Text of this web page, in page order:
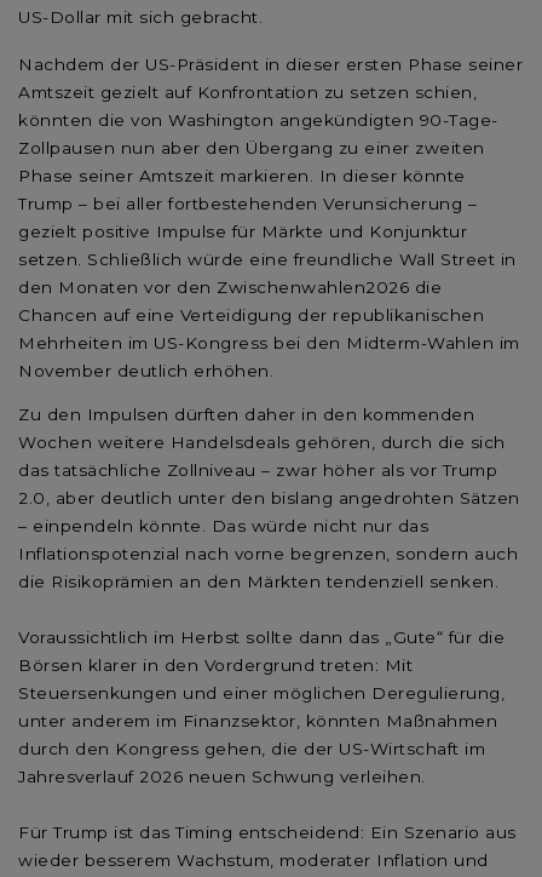
US-Dollar mit sich gebracht.
Nachdem der US-Präsident in dieser ersten Phase seiner
Amtszeit gezielt auf Konfrontation zu setzen schien,
könnten die von Washington angekündigten 90-Tage-
Zollpausen nun aber den Übergang zu einer zweiten
Phase seiner Amtszeit markieren. In dieser könnte
Trump – bei aller fortbestehenden Verunsicherung –
gezielt positive Impulse für Märkte und Konjunktur
setzen. Schließlich würde eine freundliche Wall Street in
den Monaten vor den Zwischenwahlen2026 die
Chancen auf eine Verteidigung der republikanischen
Mehrheiten im US-Kongress bei den Midterm-Wahlen im
November deutlich erhöhen.
Zu den Impulsen dürften daher in den kommenden
Wochen weitere Handelsdeals gehören, durch die sich
das tatsächliche Zollniveau – zwar höher als vor Trump
2.0, aber deutlich unter den bislang angedrohten Sätzen
– einpendeln könnte. Das würde nicht nur das
Inflationspotenzial nach vorne begrenzen, sondern auch
die Risikoprämien an den Märkten tendenziell senken.
Voraussichtlich im Herbst sollte dann das „Gute“ für die
Börsen klarer in den Vordergrund treten: Mit
Steuersenkungen und einer möglichen Deregulierung,
unter anderem im Finanzsektor, könnten Maßnahmen
durch den Kongress gehen, die der US-Wirtschaft im
Jahresverlauf 2026 neuen Schwung verleihen.
Für Trump ist das Timing entscheidend: Ein Szenario aus
wieder besserem Wachstum, moderater Inflation und